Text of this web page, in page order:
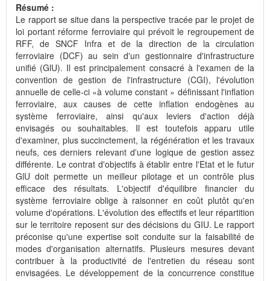
Résumé :
Le rapport se situe dans la perspective tracée par le projet de
loi portant réforme ferroviaire qui prévoit le regroupement de
RFF, de SNCF Infra et de la direction de la circulation
ferroviaire (DCF) au sein d'un gestionnaire d'infrastructure
unifié (GlU). Il est principalement consacré à l'examen de la
convention de gestion de l'infrastructure (CGI), l'évolution
annuelle de celle-ci «à volume constant » définissant l'inflation
ferroviaire, aux causes de cette inflation endogènes au
système ferroviaire, ainsi qu'aux leviers d'action déjà
envisagés ou souhaitables. Il est toutefois apparu utile
d'examiner, plus succinctement, la régénération et les travaux
neufs, ces derniers relevant d'une logique de gestion assez
différente. Le contrat d'objectifs à établir entre l'Etat et le futur
GlU doit permette un meilleur pilotage et un contrôle plus
efficace des résultats. L'objectif d'équilibre financier du
système ferroviaire oblige à raisonner en coût plutôt qu'en
volume d'opérations. L'évolution des effectifs et leur répartition
sur le territoire reposent sur des décisions du GIU. Le rapport
préconise qu'une expertise soit conduite sur la faisabilité de
modes d'organisation alternatifs. Plusieurs mesures devant
contribuer à la productivité de l'entretien du réseau sont
envisagées. Le développement de la concurrence constitue